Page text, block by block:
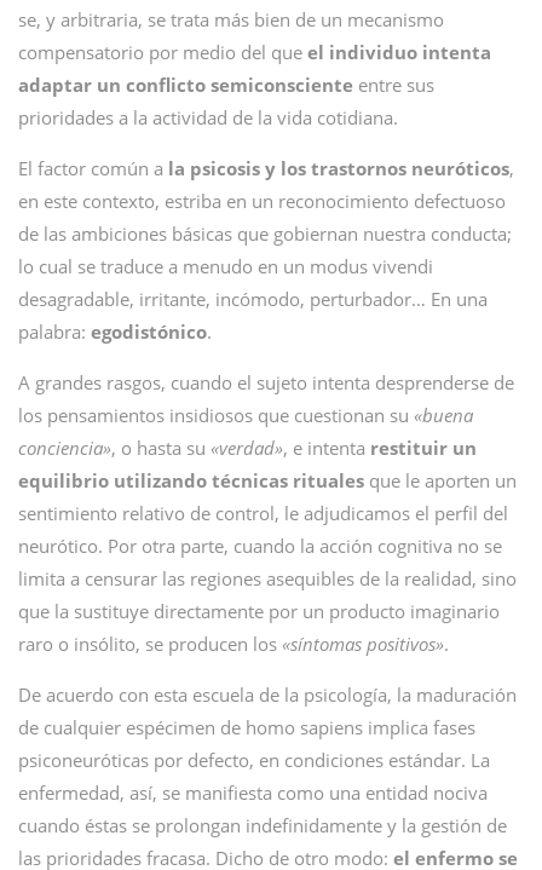
se, y arbitraria, se trata más bien de un mecanismo
compensatorio por medio del que el individuo intenta
adaptar un conflicto semiconsciente entre sus
prioridades a la actividad de la vida cotidiana.
El factor común a la psicosis y los trastornos neuróticos,
en este contexto, estriba en un reconocimiento defectuoso
de las ambiciones básicas que gobiernan nuestra conducta;
lo cual se traduce a menudo en un modus vivendi
desagradable, irritante, incómodo, perturbador… En una
palabra: egodistónico.
A grandes rasgos, cuando el sujeto intenta desprenderse de
los pensamientos insidiosos que cuestionan su «buena
conciencia», o hasta su «verdad», e intenta restituir un
equilibrio utilizando técnicas rituales que le aporten un
sentimiento relativo de control, le adjudicamos el perfil del
neurótico. Por otra parte, cuando la acción cognitiva no se
limita a censurar las regiones asequibles de la realidad, sino
que la sustituye directamente por un producto imaginario
raro o insólito, se producen los «síntomas positivos».
De acuerdo con esta escuela de la psicología, la maduración
de cualquier espécimen de homo sapiens implica fases
psiconeuróticas por defecto, en condiciones estándar. La
enfermedad, así, se manifiesta como una entidad nociva
cuando éstas se prolongan indefinidamente y la gestión de
las prioridades fracasa. Dicho de otro modo: el enfermo se